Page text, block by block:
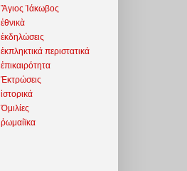
Ἅγιος Ἰάκωβος
ἐθνικὰ
ἐκδηλώσεις
ἐκπληκτικά περιστατικά
ἐπικαιρότητα
Ἐκτρώσεις
ἱστορικά
Ὁμιλίες
ῥωμαίϊκα